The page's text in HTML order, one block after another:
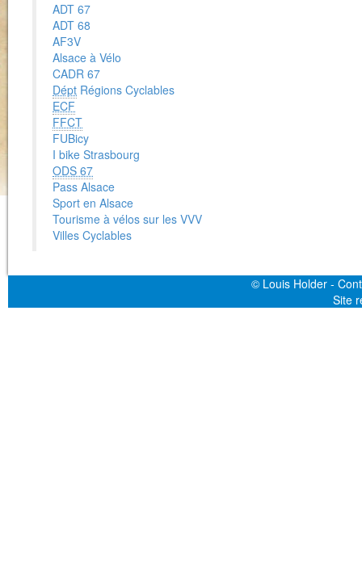
ADT 67
ADT 68
AF3V
Alsace à Vélo
CADR 67
Dépt Régions Cyclables
ECF
FFCT
FUBicy
I bike Strasbourg
ODS 67
Pass Alsace
Sport en Alsace
Tourisme à vélos sur les VVV
Villes Cyclables
© Louis Holder -
Site